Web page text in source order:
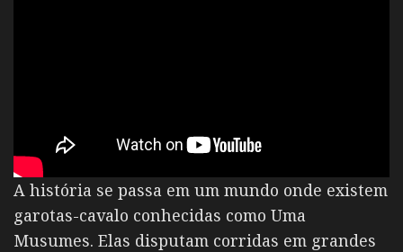
A história se passa em um mundo onde existem
garotas-cavalo conhecidas como Uma
Musumes. Elas disputam corridas em grandes